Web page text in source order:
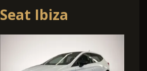
Audi A3